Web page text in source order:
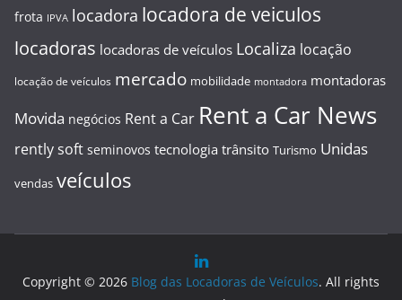
frota IPVA locadora locadora de veiculos
locadoras locadoras de veículos Localiza locação
locação de veículos mercado mobilidade montadora montadoras
Movida negócios Rent a Car Rent a Car News
rently soft seminovos tecnologia trânsito Turismo Unidas
vendas veículos
Copyright © 2026 Blog das Locadoras de Veículos. All rights